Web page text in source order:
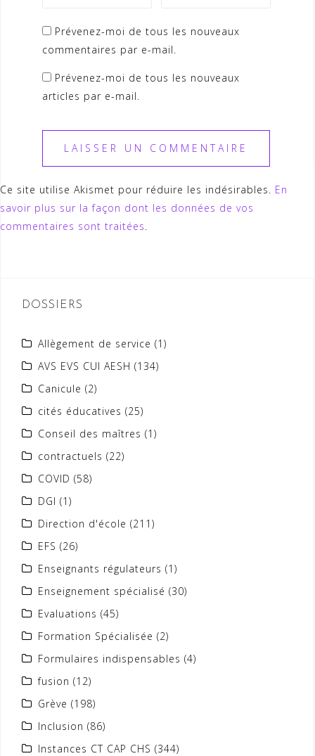
Prévenez-moi de tous les nouveaux
commentaires par e-mail.
Prévenez-moi de tous les nouveaux
articles par e-mail.
Ce site utilise Akismet pour réduire les indésirables. En
savoir plus sur la façon dont les données de vos
commentaires sont traitées
DOSSIERS
Allègement de service (1)
AVS EVS CUI AESH (134)
Canicule (2)
cités éducatives (25)
Conseil des maîtres (1)
contractuels (22)
COVID (58)
DGI (1)
Direction d'école (211)
EFS (26)
Enseignants régulateurs (1)
Enseignement spécialisé (30)
Evaluations (45)
Formation Spécialisée (2)
Formulaires indispensables (4)
fusion (12)
Grève (198)
Inclusion (86)
Instances CT CAP CHS (344)